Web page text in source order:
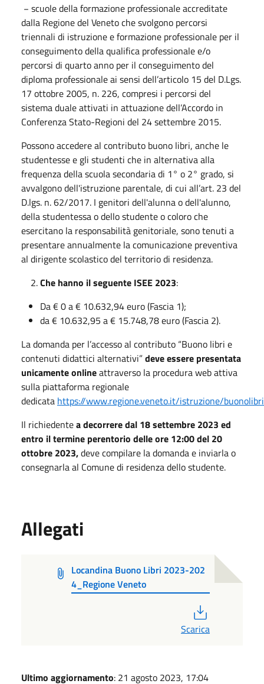
− scuole della formazione professionale accreditate
dalla Regione del Veneto che svolgono percorsi
triennali di istruzione e formazione professionale per il
conseguimento della qualifica professionale e/o
percorsi di quarto anno per il conseguimento del
diploma professionale ai sensi dell’articolo 15 del D.Lgs.
17 ottobre 2005, n. 226, compresi i percorsi del
sistema duale attivati in attuazione dell’Accordo in
Conferenza Stato-Regioni del 24 settembre 2015.
Possono accedere al contributo buono libri, anche le
studentesse e gli studenti che in alternativa alla
frequenza della scuola secondaria di 1° o 2° grado, si
avvalgono dell'istruzione parentale, di cui all’art. 23 del
D.lgs. n. 62/2017. I genitori dell'alunna o dell'alunno,
della studentessa o dello studente o coloro che
esercitano la responsabilità genitoriale, sono tenuti a
presentare annualmente la comunicazione preventiva
al dirigente scolastico del territorio di residenza.
Che hanno il seguente ISEE 2023:
Da € 0 a € 10.632,94 euro (Fascia 1);
da € 10.632,95 a € 15.748,78 euro (Fascia 2).
La domanda per l’accesso al contributo “Buono libri e
contenuti didattici alternativi”deve essere presentata
unicamente onlineattraverso la procedura web attiva
sulla piattaforma regionale
dedicata https://www.regione.veneto.it/istruzione/
Il richiedentea decorrere dal 18 settembre 2023 ed
entro il termine perentorio delle ore 12:00 del 20
ottobre 2023,deve compilare la domanda e inviarla o
consegnarla al Comune di residenza dello studente.
Allegati
Locandina Buono Libri 2023-202
4_Regione Veneto
Scarica
Ultimo aggiornamento: 21 agosto 2023, 17:04